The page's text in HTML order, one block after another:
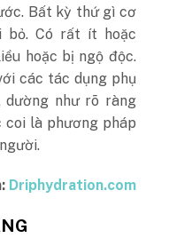
Bất kỳ thứ gì cơ
bỏ. Có rất ít hoặc
hoặc bị ngộ độc.
các tác dụng phụ
dường như rõ ràng
coi là phương pháp
Driphydration.com